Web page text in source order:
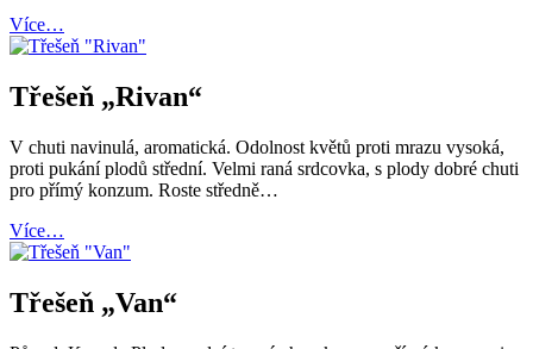
Více…
Třešeň „Rivan“
V chuti navinulá, aromatická. Odolnost květů proti mrazu vysoká,
proti pukání plodů střední. Velmi raná srdcovka, s plody dobré chuti
pro přímý konzum. Roste středně…
Více…
Třešeň „Van“